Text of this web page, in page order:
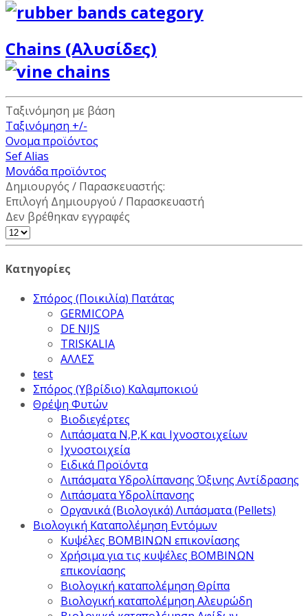
Chains (Αλυσίδες)
Ταξινόμηση με βάση
Ταξινόμηση +/-
Ονομα προϊόντος
Sef Alias
Μονάδα προϊόντος
Δημιουργός / Παρασκευαστής:
Επιλογή Δημιουργού / Παρασκευαστή
Δεν βρέθηκαν εγγραφές
Κατηγορίες
Σπόρος (Ποικιλία) Πατάτας
GERMICOPA
DE NIJS
TRISKALIA
ΑΛΛΕΣ
test
Σπόρος (Υβρίδιο) Καλαμποκιού
Θρέψη Φυτών
Βιοδιεγέρτες
Λιπάσματα Ν,Ρ,Κ και Ιχνοστοιχείων
Ιχνοστοιχεία
Ειδικά Προϊόντα
Λιπάσματα Υδρολίπανσης Όξινης Αντίδρασης
Λιπάσματα Υδρολίπανσης
Οργανικά (Βιολογικά) Λιπάσματα (Pellets)
Βιολογική Καταπολέμηση Εντόμων
Κυψέλες ΒΟΜΒΙΝΩΝ επικονίασης
Χρήσιμα για τις κυψέλες ΒΟΜΒΙΝΩΝ
επικονίασης
Βιολογική καταπολέμηση Θρίπα
Βιολογική καταπολέμηση Αλευρώδη